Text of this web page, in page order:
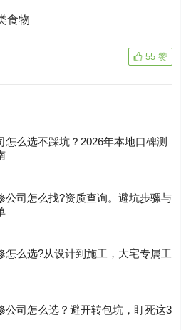
食物
55 赞
怎么选不踩坑？2026年本地口碑测
公司怎么找?资质查询。避坑步骡与
怎么选?从设计到施工，大宅专属工
公司怎么选？避开转包坑，盯死这3